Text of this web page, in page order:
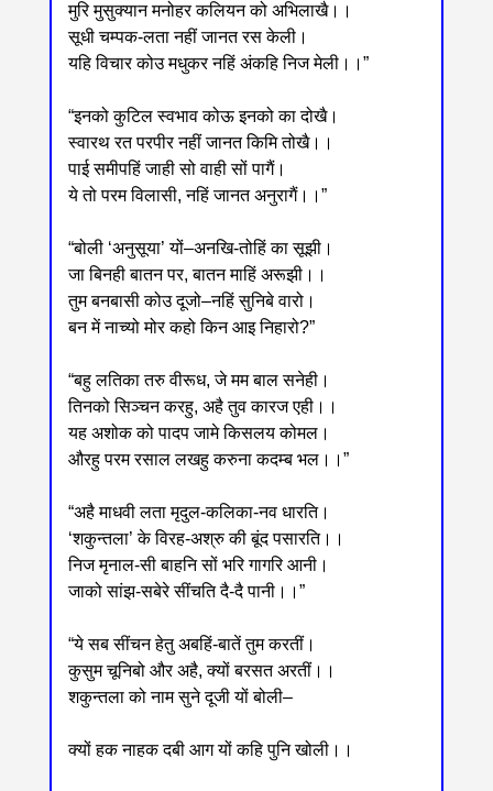
मुरि मुसुक्यान मनोहर कलियन को अभिलाखै।।
सूधी चम्पक-लता नहीं जानत रस केली।
यहि विचार कोउ मधुकर नहिं अंकहि निज मेली।।”
“इनको कुटिल स्वभाव कोऊ इनको का दोखै।
स्वारथ रत परपीर नहीं जानत किमि तोखै।।
पाई समीपहिं जाही सो वाही सों पागैं।
ये तो परम विलासी, नहिं जानत अनुरागैं।।”
“बोली ‘अनुसूया’ यों‒अनखि-तोहिं का सूझी।
जा बिनही बातन पर, बातन माहिं अरूझी।।
तुम बनबासी कोउ दूजो‒नहिं सुनिबे वारो।
बन में नाच्यो मोर कहो किन आइ निहारो?”
“बहु लतिका तरु वीरूध, जे मम बाल सनेही।
तिनको सिञ्चन करहु, अहै तुव कारज एही।।
यह अशोक को पादप जामे किसलय कोमल।
औरहु परम रसाल लखहु करुना कदम्ब भल।।”
“अहै माधवी लता मृदुल-कलिका-नव धारति।
‘शकुन्तला’ के विरह-अश्रु की बूंद पसारति।।
निज मृनाल-सी बाहनि सों भरि गागरि आनी।
जाको सांझ-सबेरे सींचति दै-दै पानी।।”
“ये सब सींचन हेतु अबहिं-बातें तुम करतीं।
कुसुम चूनिबो और अहै, क्यों बरसत अरतीं।।
शकुन्तला को नाम सुने दूजी यों बोली‒
क्यों हक नाहक दबी आग यों कहि पुनि खोली।।